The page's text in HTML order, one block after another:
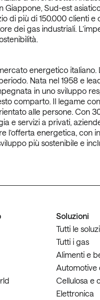
Giappone, Sud-est
di più di 150.000 clienti
dei gas industriali.
energetico
Nata nel 1958 e
in uno sviluppo
comparto. Il legame
alle persone. Con
e servizi a privati,
l’offerta energetica, con
più sostenibile e
Soluzioni
Tutti le
Tutti i gas
Alimenti e
Automotive
Cellulosa e
Elettronica